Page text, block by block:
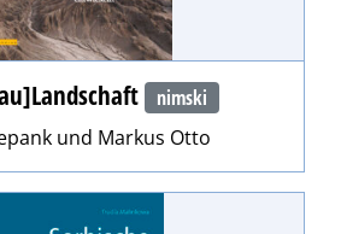
nimski
und Markus Otto